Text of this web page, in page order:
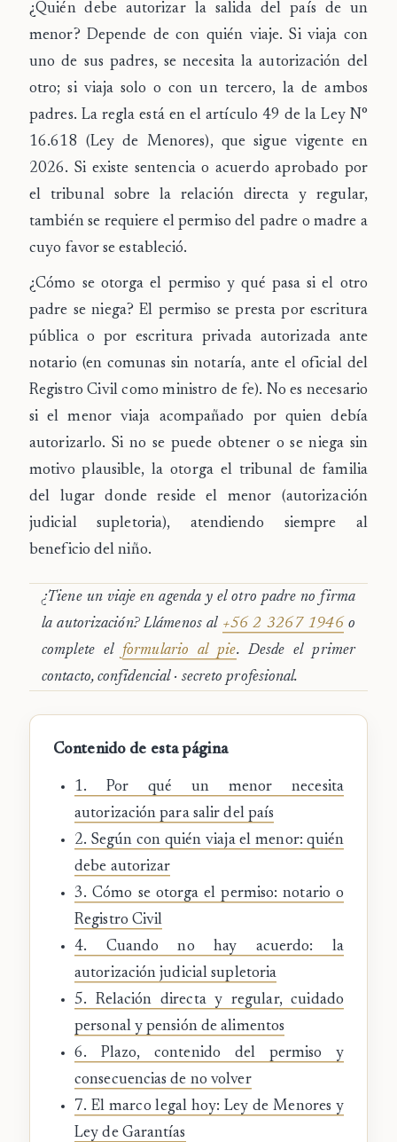
¿Quién debe autorizar la salida del país de un
menor? Depende de con quién viaje. Si viaja con
uno de sus padres, se necesita la autorización del
otro; si viaja solo o con un tercero, la de ambos
padres. La regla está en elartículo 49 de la Ley N°
16.618 (Ley de Menores), que sigue vigente en
2026. Si existe sentencia o acuerdo aprobado por
el tribunal sobre la relación directa y regular,
también se requiere el permiso del padre o madre a
cuyo favor se estableció.
¿Cómo se otorga el permiso y qué pasa si el otro
padre se niega? El permiso se presta por escritura
pública o por escritura privada autorizada ante
notario (en comunas sin notaría, ante el oficial del
Registro Civil como ministro de fe). No es necesario
si el menor viaja acompañado por quien debía
autorizarlo. Si no se puede obtener o se niega sin
motivo plausible, la otorga el tribunal de familia
del lugar donde reside el menor (autorización
judicial supletoria), atendiendo siempre al
beneficio del niño.
¿Tiene un viaje en agenda y el otro padre no firma
la autorización? Llámenos al +56 2 3267 1946 o
complete el formulario al pie. Desde el primer
contacto, confidencial · secreto profesional.
Contenido de esta página
1. Por qué un menor necesita
autorización para salir del país
2. Según con quién viaja el menor: quién
debe autorizar
3. Cómo se otorga el permiso: notario o
Registro Civil
4. Cuando no hay acuerdo: la
autorización judicial supletoria
5. Relación directa y regular, cuidado
personal y pensión de alimentos
6. Plazo, contenido del permiso y
consecuencias de no volver
7. El marco legal hoy: Ley de Menores y
Ley de Garantías